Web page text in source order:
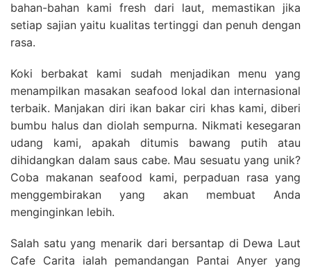
bahan-bahan kami fresh dari laut, memastikan jika
setiap sajian yaitu kualitas tertinggi dan penuh dengan
rasa.
Koki berbakat kami sudah menjadikan menu yang
menampilkan masakan seafood lokal dan internasional
terbaik. Manjakan diri ikan bakar ciri khas kami, diberi
bumbu halus dan diolah sempurna. Nikmati kesegaran
udang kami, apakah ditumis bawang putih atau
dihidangkan dalam saus cabe. Mau sesuatu yang unik?
Coba makanan seafood kami, perpaduan rasa yang
menggembirakan yang akan membuat Anda
menginginkan lebih.
Salah satu yang menarik dari bersantap di Dewa Laut
Cafe Carita ialah pemandangan Pantai Anyer yang